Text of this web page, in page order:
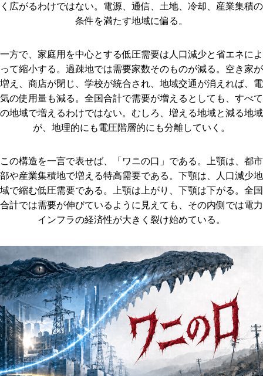
く広がるわけではない。電源、通信、土地、冷却、産業集積の
条件を満たす地域に偏る。
一方で、家庭用を中心とする低圧需要は人口減少と省エネによ
って縮小する。過疎地では需要家数そのものが減る。空き家が
増え、商店が閉じ、学校が統合され、地域交通が消えれば、電
気の使用量も減る。全国合計で需要が増えるとしても、すべて
の地域で増えるわけではない。むしろ、増える地域と減る地域
が、地理的にも電圧階層的にも分離していく。
この構造を一言で表せば、「ワニの口」である。上顎は、都市
部や産業集積地で増える特高需要である。下顎は、人口減少地
域で縮む低圧需要である。上顎は上がり、下顎は下がる。全国
合計では需要が伸びているように見えても、その内側では電力
インフラの経済性が大きく裂け始めている。